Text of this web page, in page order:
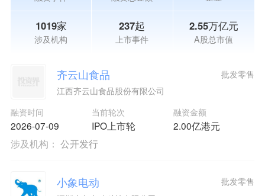
1019家
涉及机构
237起
上市事件
2.55万亿元
A股总市值
齐云山食品
江西齐云山食品股份有限公司
融资时间
2026-07-09
当前轮次
IPO上市轮
融资金额
2.00亿港元
批发零售
涉及机构： 公开发行
小象电动 批发零售